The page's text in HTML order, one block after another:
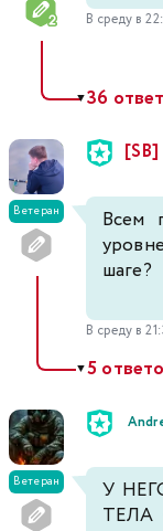
В среду в
▼36
Ветеран
[SB]
Всем
шаге?
В среду в
▼5
Ветеран
У
ТЕЛА